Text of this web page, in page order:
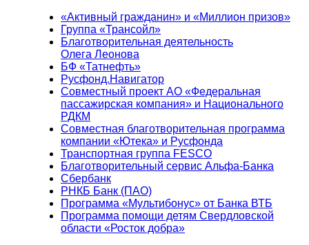
«Активный гражданин» и «Миллион призов»
Группа «Трансойл»
Благотворительная деятельность
Олега Леонова
БФ «Татнефть»
Русфонд.Навигатор
Совместный проект АО «Федеральная
пассажирская компания» и Национального
РДКМ
Совместная благотворительная программа
компании «Ютека» и Русфонда
Транспортная группа FESCO
Благотворительный сервис Альфа-Банка
Сбербанк
РНКБ Банк (ПАО)
Программа «Мультибонус» от Банка ВТБ
Программа помощи детям Свердловской
области «Росток добра»